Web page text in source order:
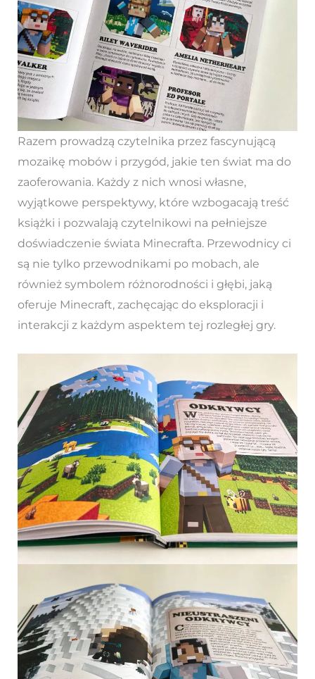
Razem prowadzą czytelnika przez fascynującą
mozaikę mobów i przygód, jakie ten świat ma do
zaoferowania. Każdy z nich wnosi własne,
wyjątkowe perspektywy, które wzbogacają treść
książki i pozwalają czytelnikowi na pełniejsze
doświadczenie świata Minecrafta. Przewodnicy ci
są nie tylko przewodnikami po mobach, ale
również symbolem różnorodności i głębi, jaką
oferuje Minecraft, zachęcając do eksploracji i
interakcji z każdym aspektem tej rozległej gry.